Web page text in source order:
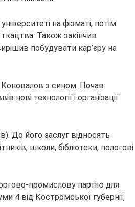
на фізматі, потім
Також закінчив
побудувати кар’єру на
Коновалов з сином. Почав
технології і організації
До його заслуг відносять
школи, бібліотеки, пологові
промислову партію для
4 від Костромської губернії,